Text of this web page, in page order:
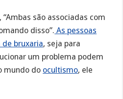
são associadas com
disso”. As pessoas
bruxaria, seja para
um problema podem
mundo do ocultismo, ele